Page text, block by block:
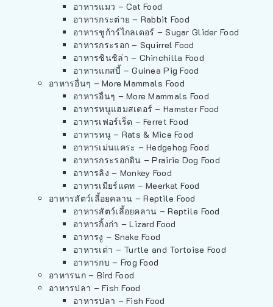
อาหารแมว – Cat Food
อาหารกระต่าย – Rabbit Food
อาหารชูก้าร์ไกลเดอร์ – Sugar Glider Food
อาหารกระรอก – Squirrel Food
อาหารชินชิล่า – Chinchilla Food
อาหารแกสบี้ – Guinea Pig Food
อาหารอื่นๆ – More Mammals Food
อาหารอื่นๆ – More Mammals Food
อาหารหนูแฮมสเตอร์ – Hamster Food
อาหารเฟอร์เร็ต – Ferret Food
อาหารหนู – Rats & Mice Food
อาหารเม่นแคระ – Hedgehog Food
อาหารกระรอกดิน – Prairie Dog Food
อาหารลิง – Monkey Food
อาหารเมียร์แคท – Meerkat Food
อาหารสัตว์เลี้อยคลาน – Reptile Food
อาหารสัตว์เลี้อยคลาน – Reptile Food
อาหารกิ้งก่า – Lizard Food
อาหารงู – Snake Food
อาหารเต่า – Turtle and Tortoise Food
อาหารกบ – Frog Food
อาหารนก – Bird Food
อาหารปลา – Fish Food
อาหารปลา – Fish Food